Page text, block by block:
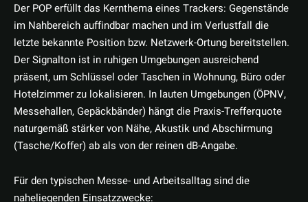
Der POP erfüllt das Kernthema eines Trackers: Gegenstände
im Nahbereich auffindbar machen und im Verlustfall die
letzte bekannte Position bzw. Netzwerk-Ortung bereitstellen.
Der Signalton ist in ruhigen Umgebungen ausreichend
präsent, um Schlüssel oder Taschen in Wohnung, Büro oder
Hotelzimmer zu lokalisieren. In lauten Umgebungen (ÖPNV,
Messehallen, Gepäckbänder) hängt die Praxis-Trefferquote
naturgemäß stärker von Nähe, Akustik und Abschirmung
(Tasche/Koffer) ab als von der reinen dB-Angabe.
Für den typischen Messe- und Arbeitsalltag sind die
naheliegenden Einsatzzwecke: